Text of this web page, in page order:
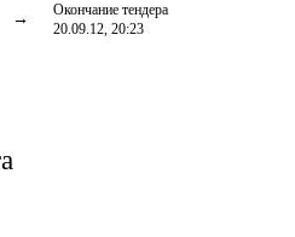
Окончание тендера
20.09.12, 20:23